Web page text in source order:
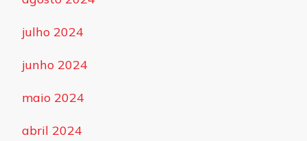
julho 2024
junho 2024
maio 2024
abril 2024